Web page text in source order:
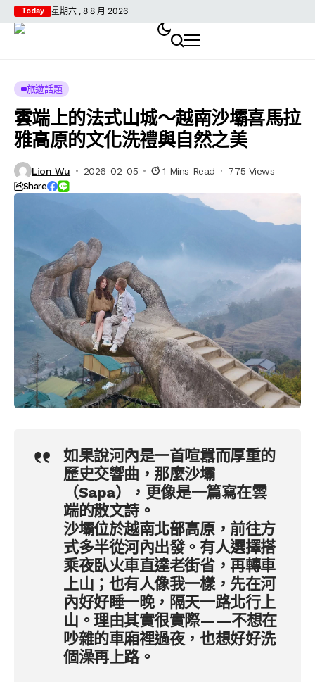
Today 星期六 , 8 8 月 2026
旅遊話題
雲端上的法式山城～越南沙壩喜馬拉
雅高原的文化洗禮與自然之美
Lion Wu 2026-02-05 1 Mins Read 775 Views
Share
如果說河內是一首喧囂而厚重的
歷史交響曲，那麼沙壩
（Sapa），更像是一篇寫在雲
端的散文詩。
沙壩位於越南北部高原，前往方
式多半從河內出發。有人選擇搭
乘夜臥火車直達老街省，再轉車
上山；也有人像我一樣，先在河
內好好睡一晚，隔天一路北行上
山。理由其實很實際——不想在
吵雜的車廂裡過夜，也想好好洗
個澡再上路。